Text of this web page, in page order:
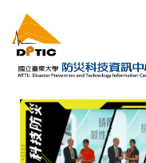
到
主